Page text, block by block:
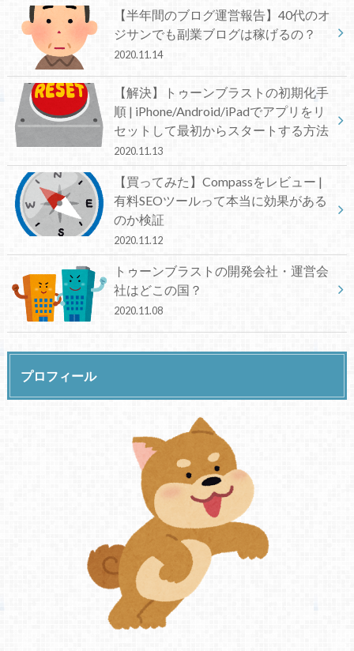
【半年間のブログ運営報告】40代のオ
ジサンでも副業ブログは稼げるの？
2020.11.14
【解決】トゥーンブラストの初期化手
順 | iPhone/Android/iPadでアプリをリ
セットして最初からスタートする方法
2020.11.13
【買ってみた】Compassをレビュー |
有料SEOツールって本当に効果がある
のか検証
2020.11.12
トゥーンブラストの開発会社・運営会
社はどこの国？
2020.11.08
プロフィール